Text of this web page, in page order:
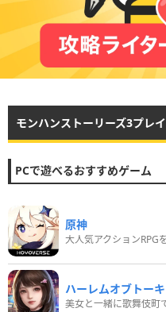
モンハンストーリーズ3プレ
PCで遊べるおすすめゲーム
原神
大人気アクションRPG
ハーレムオブトー
美女と一緒に歌舞伎町